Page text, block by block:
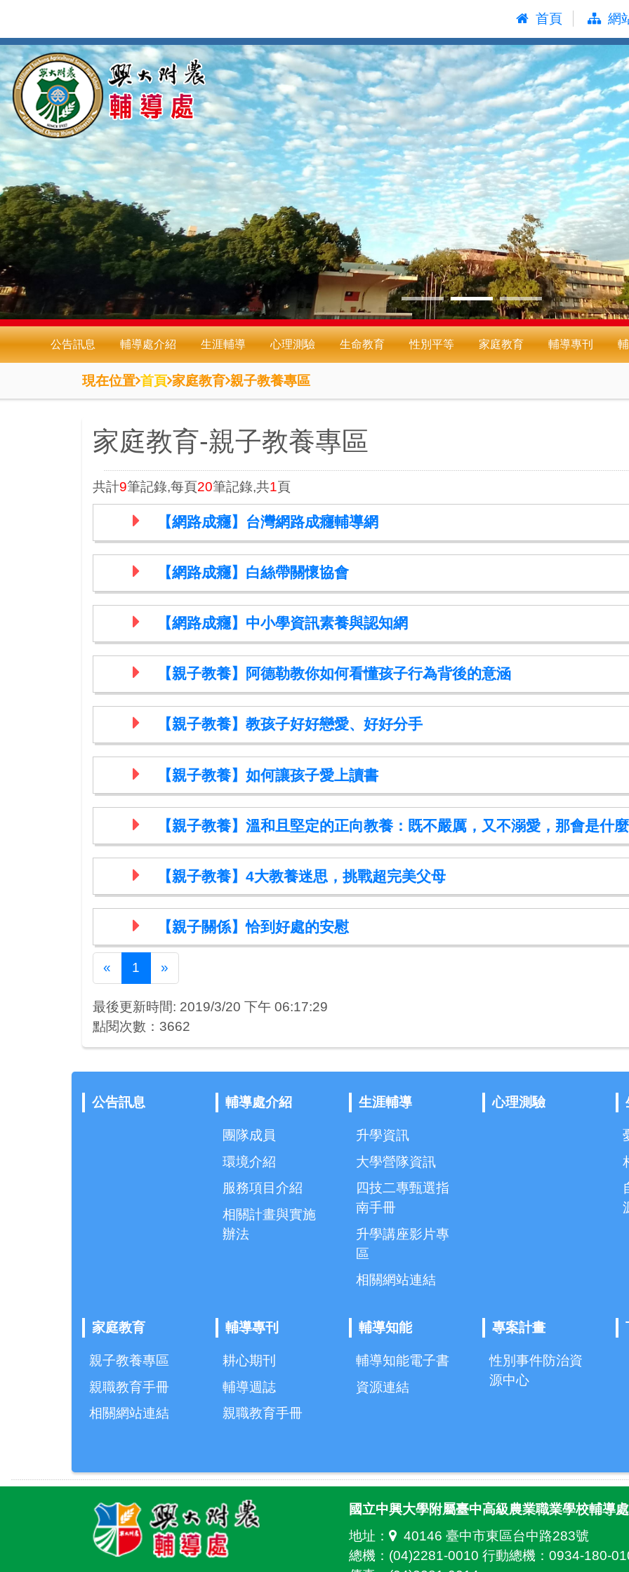
到
主
要
內
容
區
首頁 網
公告訊息 輔導處介紹 生涯輔導 心理測驗 生命教育 性別平等 家庭教育 輔導專刊
現在位置 首頁 家庭教育 親子教養專區
家庭教育-親子教養專區
共計9筆記錄,每頁20筆記錄,共1頁
【網路成癮】台灣網路成癮輔導網
【網路成癮】白絲帶關懷協會
【網路成癮】中小學資訊素養與認知網
【親子教養】阿德勒教你如何看懂孩子行為背後的意涵
【親子教養】教孩子好好戀愛、好好分手
【親子教養】如何讓孩子愛上讀書
【親子教養】溫和且堅定的正向教養：既不嚴厲，又不溺愛，那會是什
【親子教養】4大教養迷思，挑戰超完美父母
【親子關係】恰到好處的安慰
« Previous
1 »Next
最後更新時間: 2019/3/20 下午 06:17:29
點閱次數：3662
公告訊息 輔導處介紹
團隊成員
環境介紹
服務項目介紹
相關計畫與實施
辦法
生涯輔導
升學資訊
大學營隊資訊
四技二專甄選指
南手冊
升學講座影片專
區
相關網站連結
心理測驗
家庭教育
親子教養專區
親職教育手冊
相關網站連結
輔導專刊
耕心期刊
輔導週誌
親職教育手冊
輔導知能
輔導知能電子書
資源連結
專案計畫
性別事件防治資
源中心
國立中興大學附屬臺中高級農業職業學校輔導處
地址：
40146 臺中市東區台中路283號
總機：(04)2281-0010 行動總機：0934-180-